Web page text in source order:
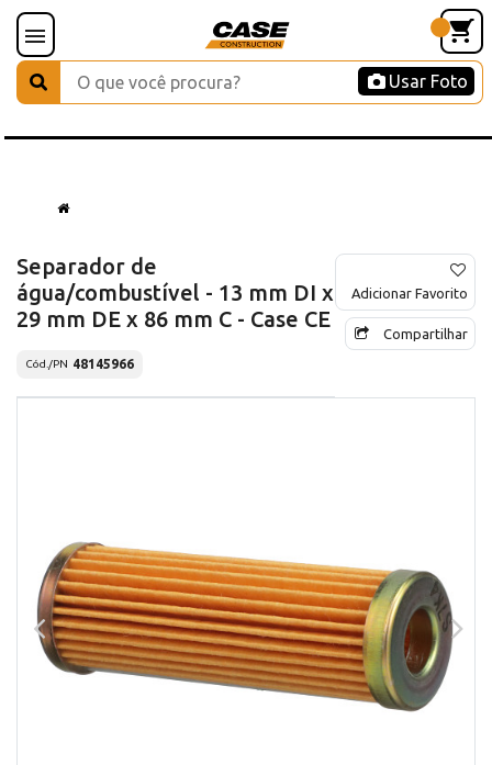
Usar Foto
Separador de
água/combustível - 13 mm DI x
29 mm DE x 86 mm C - Case CE
Cód./PN 48145966
Adicionar Favorito
Compartilhar